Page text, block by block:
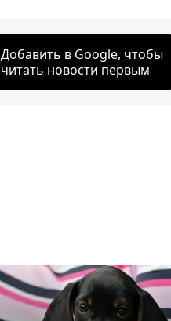
Добавить в Google, чтобы
читать новости первым